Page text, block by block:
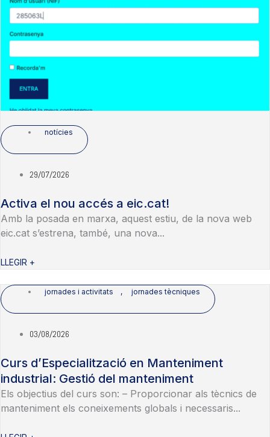
notícies
29/07/2026
Activa el nou accés a eic.cat!
Amb la posada en marxa, aquest estiu, de la nova web
eic.cat s’estrena, també, una nova...
LLEGIR +
jornades i activitats , jornades tècniques
03/08/2026
Curs d’Especialització en Manteniment
industrial: Gestió del manteniment
Els objectius del curs son: – Proporcionar als tècnics de
manteniment els coneixements globals i necessaris...